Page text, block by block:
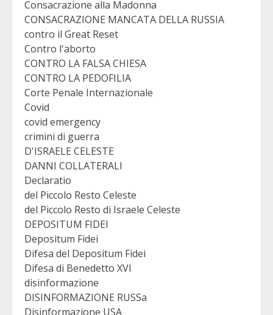
Consacrazione alla Madonna
CONSACRAZIONE MANCATA DELLA RUSSIA
contro il Great Reset
Contro l'aborto
CONTRO LA FALSA CHIESA
CONTRO LA PEDOFILIA
Corte Penale Internazionale
Covid
covid emergency
crimini di guerra
D'ISRAELE CELESTE
DANNI COLLATERALI
Declaratio
del Piccolo Resto Celeste
del Piccolo Resto di Israele Celeste
DEPOSITUM FIDEI
Depositum Fidei
Difesa del Depositum Fidei
Difesa di Benedetto XVI
disinformazione
DISINFORMAZIONE RUSSa
Disinformazione USA